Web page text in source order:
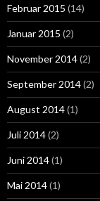
Februar 2015 (14)
Januar 2015 (2)
November 2014(2)
September 2014(2)
August 2014(1)
Juli 2014(2)
Juni 2014(1)
Mai 2014(1)